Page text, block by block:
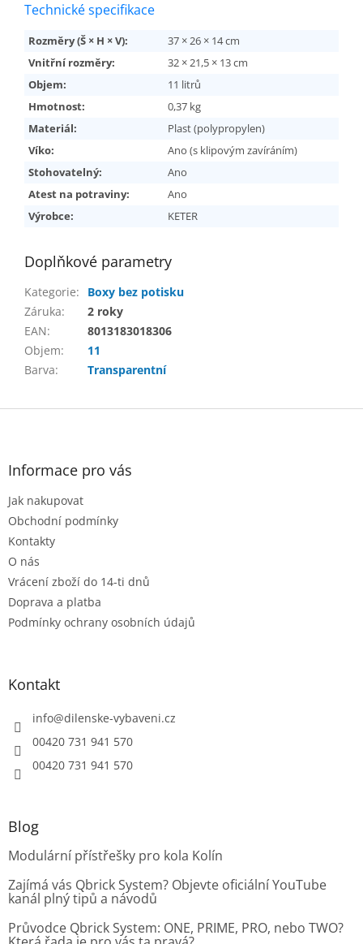
Technické specifikace
Rozměry (Š × H × V):
37 × 26 × 14 cm
Vnitřní rozměry:
32 × 21,5 × 13 cm
Objem:
11 litrů
Hmotnost:
0,37 kg
Materiál:
Plast (polypropylen)
Víko:
Ano (s klipovým zavíráním)
Stohovatelný:
Ano
Atest na potraviny:
Ano
Výrobce:
KETER
Doplňkové parametry
Kategorie:
Boxy bez potisku
Záruka:
2 roky
EAN:
8013183018306
Objem:
11
Barva: Transparentní
Z
Informace pro vás
Jak nakupovat
Obchodní podmínky
Kontakty
O nás
Vrácení zboží do 14-ti dnů
Doprava a platba
Podmínky ochrany osobních údajů
Kontakt
info@dilenske-vybaveni.cz
00420 731 941 570
00420 731 941 570
Blog
Modulární přístřešky pro kola Kolín
Zajímá vás Qbrick System? Objevte oficiální YouTube
kanál plný tipů a návodů
Průvodce Qbrick System: ONE, PRIME, PRO, nebo TWO?